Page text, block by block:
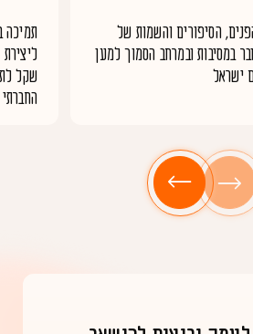
הסיפורים והשמות של
7 באוקטובר במסיבות ובמרחב הסמוך למען
ישראל
תמיכה